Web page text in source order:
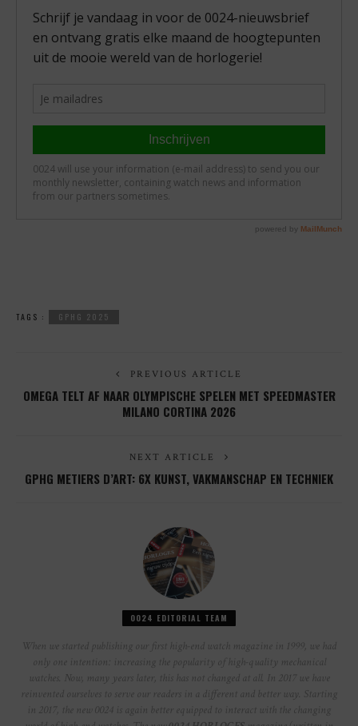
TAGS : GPHG 2025
PREVIOUS ARTICLE
OMEGA TELT AF NAAR OLYMPISCHE SPELEN MET SPEEDMASTER
MILANO CORTINA 2026
NEXT ARTICLE
GPHG METIERS D’ART: 6X KUNST, VAKMANSCHAP EN TECHNIEK
0024 EDITORIAL TEAM
When we started publishing our first high-end watch magazine in 1999, we had
only one intention: increasing the popularity of high-quality mechanical
watches. Now, many years later, this has not changed at all. In 2017 we have
reinvented ourselves to serve our readers in a different and better way. Starting
in 2017, the new 0024 is again better equipped to interact with the changing